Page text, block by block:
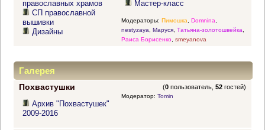
православных храмов
СП православной
вышивки
Дизайны
Мастер-класс
Модераторы: Пимошка Domnina
nestyzaya
Маруся, Татьяна-золотошвейка
Раиса Борисенко, smeyanova
Галерея
Похвастушки (0 пользователь,52 гостей)
Архив "Похвастушек"
2009-2016
Модератор: Tomin